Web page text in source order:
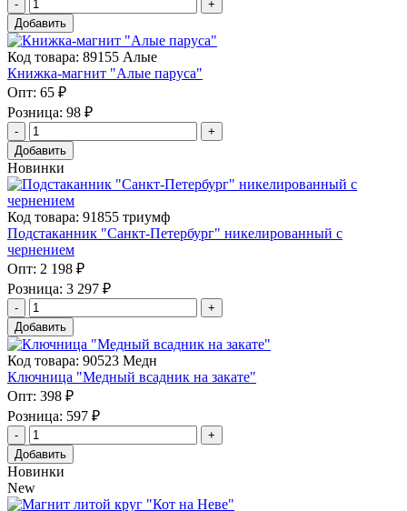
Добавить
Код товара: 89155 Алые
Книжка-магнит "Алые паруса"
Опт: 65 ₽
Розница: 98 ₽
Добавить
Новинки
Код товара: 91855 триумф
Подстаканник "Санкт-Петербург" никелированный с
чернением
Опт: 2 198 ₽
Розница: 3 297 ₽
Добавить
Код товара: 90523 Медн
Ключница "Медный всадник на закате"
Опт: 398 ₽
Розница: 597 ₽
Добавить
Новинки
New